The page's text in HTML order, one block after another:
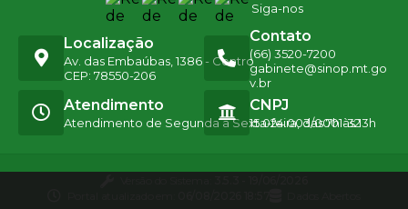
Siga-nos
Localização
Av. das Embaúbas, 1386 - Centro
CEP: 78550-206
Contato
(66) 3520-7200
gabinete@sinop.mt.go
v.br
Atendimento
Atendimento de Segunda a Sexta-feira, das 7h às 13h
CNPJ
15.024.003/0001-32